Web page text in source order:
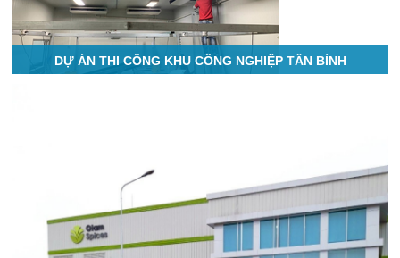
DỰ ÁN THI CÔNG KHU CÔNG NGHIỆP TÂN BÌNH